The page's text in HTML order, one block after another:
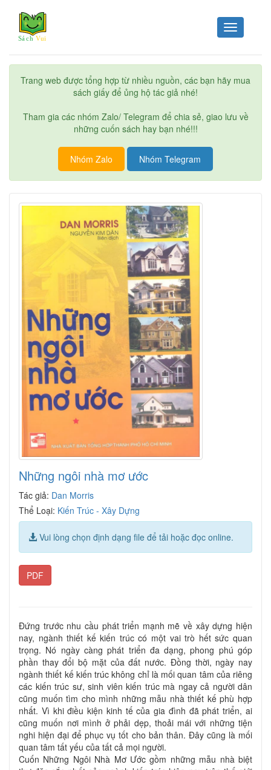
Toggle
navigation
Trang web được tổng hợp từ nhiều nguồn, các bạn hãy mua
sách giấy để ủng hộ tác giả nhé!
Tham gia các nhóm Zalo/ Telegram để chia sẻ, giao lưu về
những cuốn sách hay bạn nhé!!!
Nhóm Zalo Nhóm Telegram
Những ngôi nhà mơ ước
Tác giả: Dan Morris
Thể Loại: Kiến Trúc - Xây Dựng
Vui lòng chọn định dạng file để tải hoặc đọc online.
PDF
Đứng trước nhu cầu phát triển mạnh mẽ về xây dựng hiện
nay, ngành thiết kế kiến trúc có một vai trò hết sức quan
trọng. Nó ngày càng phát triển đa dạng, phong phú góp
phần thay đổi bộ mặt của đất nước. Đồng thời, ngày nay
ngành thiết kế kiến trúc không chỉ là mối quan tâm của riêng
các kiến trúc sư, sinh viên kiến trúc mà ngay cả người dân
cũng muốn tìm cho mình những mẫu nhà thiết kế phù hợp
nhất. Vì khi điều kiện kinh tế của gia đình đã phát triển, ai
cũng muốn nơi mình ở phải dẹp, thoải mái với những tiện
nghi hiện đại để phục vụ tốt cho bản thân. Đây cũng là mối
quan tâm tất yếu của tất cả mọi người.
Cuốn Những Ngôi Nhà Mơ Ước gồm những mẫu nhà biệt